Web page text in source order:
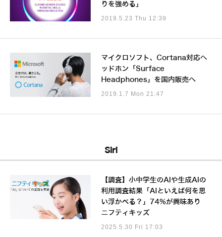
りを強める」
2019.5.23 Thu 12:39
マイクロソフト、Cortana対応ヘ
ッドホン「Surface
Headphones」を国内販売へ
2019.1.7 Mon 21:47
Siri
【調査】小中学生のAIや生成AIの
利用調査結果「AIといえば何を思
い浮かべる？」74%が興味あり
ニフティキッズ
2025.5.30 Fri 17:03